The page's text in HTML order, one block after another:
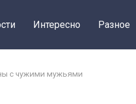
Интересно Разное
с чужими мужьями